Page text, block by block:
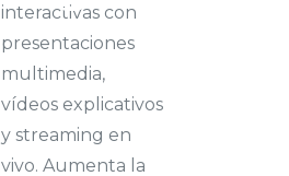
interactivas con
presentaciones
multimedia,
vídeos explicativos
y streaming en
vivo. Aumenta la